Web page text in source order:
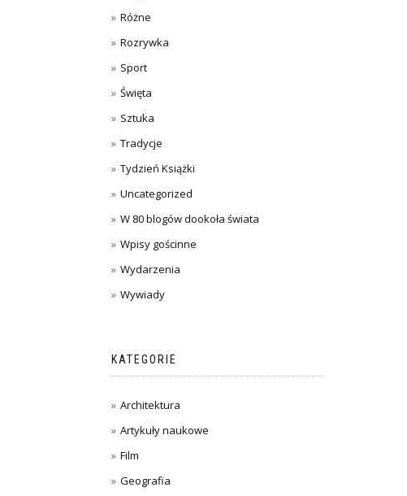
Różne
Rozrywka
Sport
Święta
Sztuka
Tradycje
Tydzień Książki
Uncategorized
W 80 blogów dookoła świata
Wpisy gościnne
Wydarzenia
Wywiady
KATEGORIE
Architektura
Artykuły naukowe
Film
Geografia